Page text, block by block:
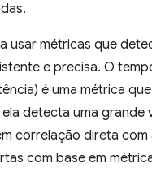
usar métricas que
e precisa. O
é uma métrica
detecta uma grande
correlação direta com
com base em